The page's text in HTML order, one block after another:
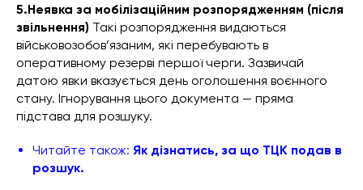
5.Неявка за мобілізаційним розпорядженням (після
звільнення) Такі розпорядження видаються
військовозобов’язаним, які перебувають в
оперативному резерві першої черги. Зазвичай
датою явки вказується день оголошення воєнного
стану. Ігнорування цього документа — пряма
підстава для розшуку.
Читайте також: Як дізнатись, за що ТЦК подав в
розшук.